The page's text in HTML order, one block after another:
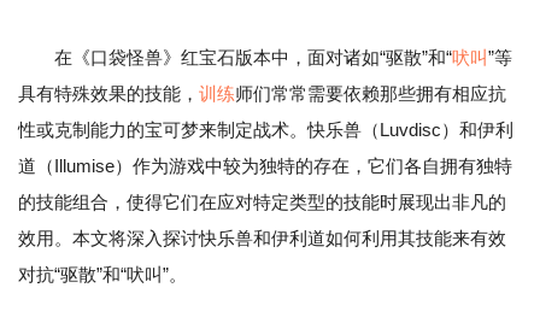
在《口袋怪兽》红宝石版本中，面对诸如“驱散”和“吠叫”等
具有特殊效果的技能， 训练师们常常需要依赖那些拥有相应抗
性或克制能力的宝可梦来制定战术。快乐兽（Luvdisc）和伊利
道（Illumise）作为游戏中较为独特的存在，它们各自拥有独特
的技能组合，使得它们在应对特定类型的技能时展现出非凡的
效用。本文将深入探讨快乐兽和伊利道如何利用其技能来有效
对抗“驱散”和“吠叫”。